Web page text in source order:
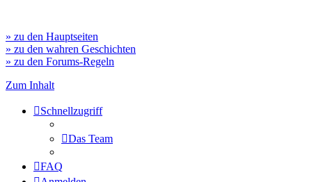
» zu den Hauptseiten
» zu den wahren Geschichten
» zu den Forums-Regeln
Zum Inhalt
Schnellzugriff
Das Team
FAQ